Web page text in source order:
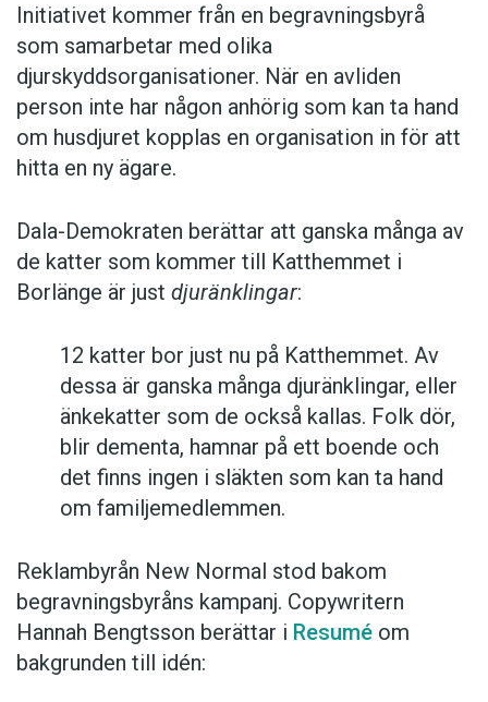
Initiativet kommer från en begravningsbyrå
som samarbetar med olika
djurskyddsorganisationer. När en avliden
person inte har någon anhörig som kan ta hand
om husdjuret kopplas en organisation in för att
hitta en ny ägare.
Dala-Demokraten berättar att ganska många av
de katter som kommer till Katthemmet i
Borlänge är just djuränklingar:
12 katter bor just nu på Katthemmet. Av
dessa är ganska många djuränklingar, eller
änkekatter som de också kallas. Folk dör,
blir dementa, hamnar på ett boende och
det finns ingen i släkten som kan ta hand
om familjemedlemmen.
Reklambyrån New Normal stod bakom
begravningsbyråns kampanj. Copywritern
Hannah Bengtsson berättar i Resumé om
bakgrunden till idén: